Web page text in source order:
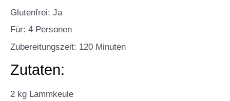
Glutenfrei: Ja
Für: 4 Personen
Zubereitungszeit: 120 Minuten
Zutaten:
2 kg Lammkeule